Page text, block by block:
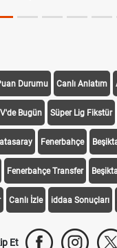
Durumu Canlı Anlatım
Bugün Süper Lig Fikstür
Fenerbahçe
Fenerbahçe Transfer
Canlı İzle iddaa Sonuçları
Et